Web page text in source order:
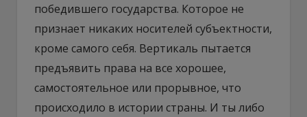
победившего государства. Которое не
признает никаких носителей субъектности,
кроме самого себя. Вертикаль пытается
предъявить права на все хорошее,
самостоятельное или прорывное, что
происходило в истории страны. И ты либо